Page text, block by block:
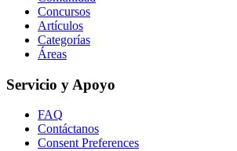
Concursos
Artículos
Categorías
Áreas
Servicio y Apoyo
FAQ
Contáctanos
Consent Preferences